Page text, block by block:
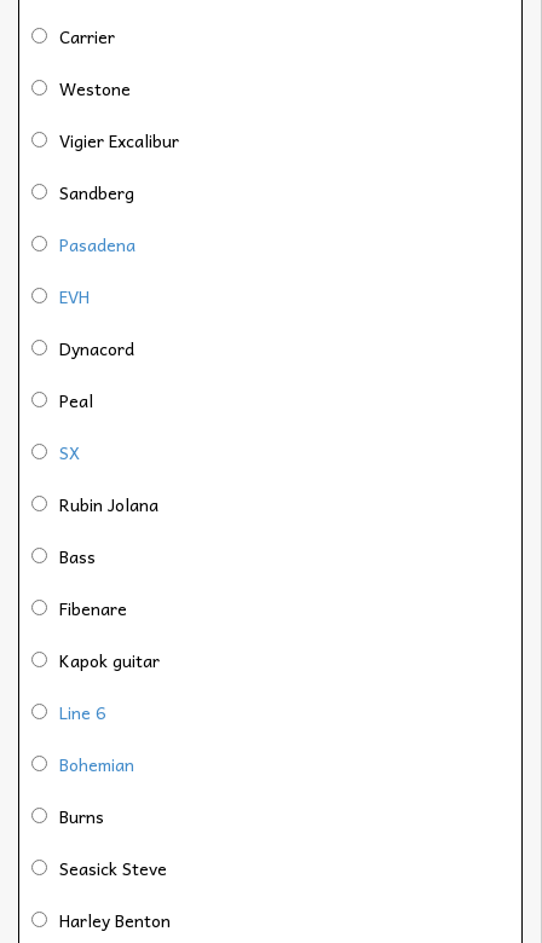
Carrier
Westone
Vigier Excalibur
Sandberg
Pasadena
EVH
Dynacord
Peal
SX
Rubin Jolana
Bass
Fibenare
Kapok guitar
Line 6
Bohemian
Burns
Seasick Steve
Harley Benton